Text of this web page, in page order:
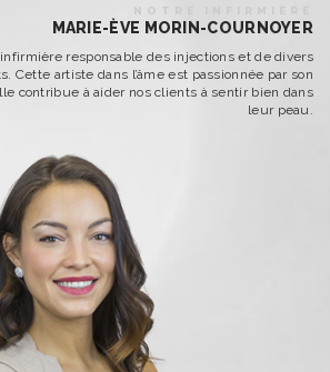
MARIE-ÈVE MORIN-COURNOYER
responsable des injections et de divers
Cette artiste dans l’âme est passionnée par son
contribue à aider nos clients à sentir bien dans
leur peau.